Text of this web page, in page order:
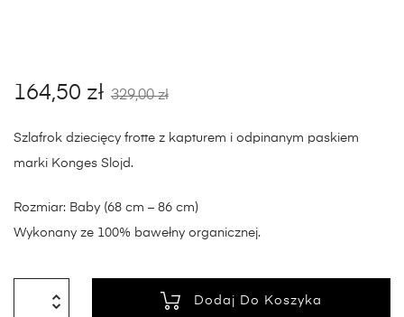
329,00zł
164,50 zł
Szlafrok dziecięcy frotte z kapturem i odpinanym paskiem
marki Konges Slojd.
Rozmiar: Baby (68 cm – 86 cm)
Wykonany ze 100% bawełny organicznej.
Dodaj Do Koszyka